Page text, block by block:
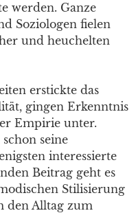
werden. Ganze
Soziologen fielen
und heuchelten
erstickte das
gingen Erkenntnis
Empirie unter.
seine
interessierte
Beitrag geht es
Stilisierung
den Alltag zum